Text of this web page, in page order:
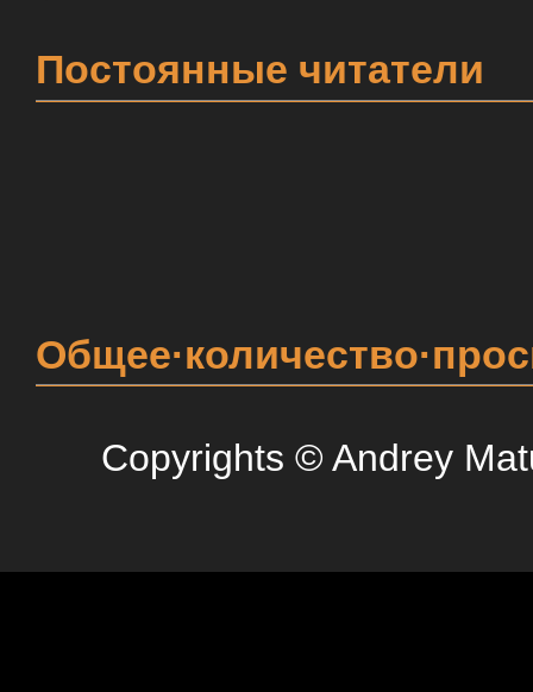
Постоянные читатели
Copyrights © Andrey